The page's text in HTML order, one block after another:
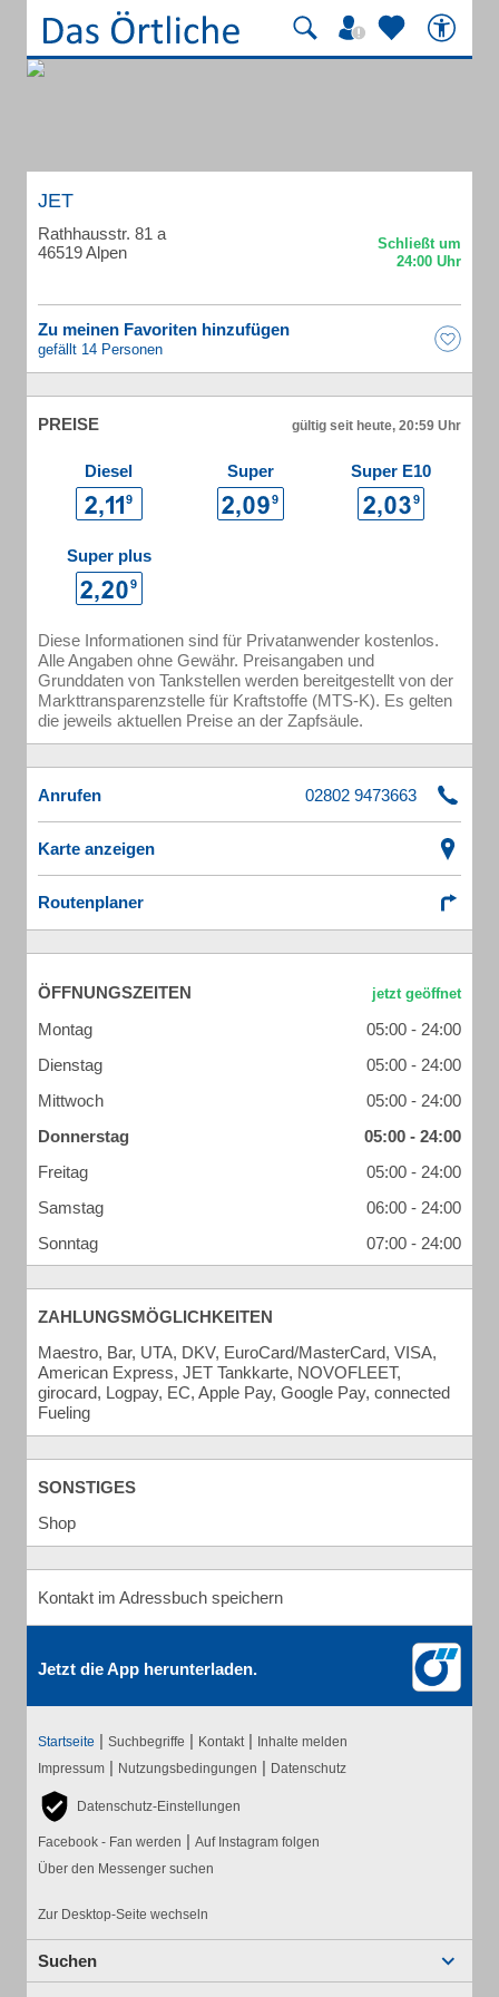
JET
Rathhausstr. 81 a
46519 Alpen
Zu meinen Favoriten hinzufügen
gefällt 14 Personen
PREISE gültig seit heute, 20:59 Uhr
Diesel Super Super E10
Super plus
Diese Informationen sind für Privatanwender kostenlos.
Alle Angaben ohne Gewähr. Preisangaben und
Grunddaten von Tankstellen werden bereitgestellt von der
Markttransparenzstelle für Kraftstoffe (MTS-K). Es gelten
die jeweils aktuellen Preise an der Zapfsäule.
Anrufen
Karte anzeigen
Routenplaner
ÖFFNUNGSZEITEN
Montag
05:00 - 24:00
Dienstag
05:00 - 24:00
Mittwoch
05:00 - 24:00
Donnerstag
05:00 - 24:00
Freitag
05:00 - 24:00
Samstag
06:00 - 24:00
Sonntag
07:00 - 24:00
ZAHLUNGSMÖGLICHKEITEN
Maestro, Bar, UTA, DKV, EuroCard/MasterCard, VISA,
American Express, JET Tankkarte, NOVOFLEET,
girocard, Logpay, EC, Apple Pay, Google Pay, connected
Fueling
SONSTIGES
Shop
Kontakt im Adressbuch speichern
Jetzt die App herunterladen.
Startseite | Suchbegriffe | Kontakt | Inhalte melden
Impressum | Nutzungsbedingungen | Datenschutz
Datenschutz-Einstellungen
Facebook - Fan werden | Auf Instagram folgen
Über den Messenger suchen
Zur Desktop-Seite wechseln
Suchen